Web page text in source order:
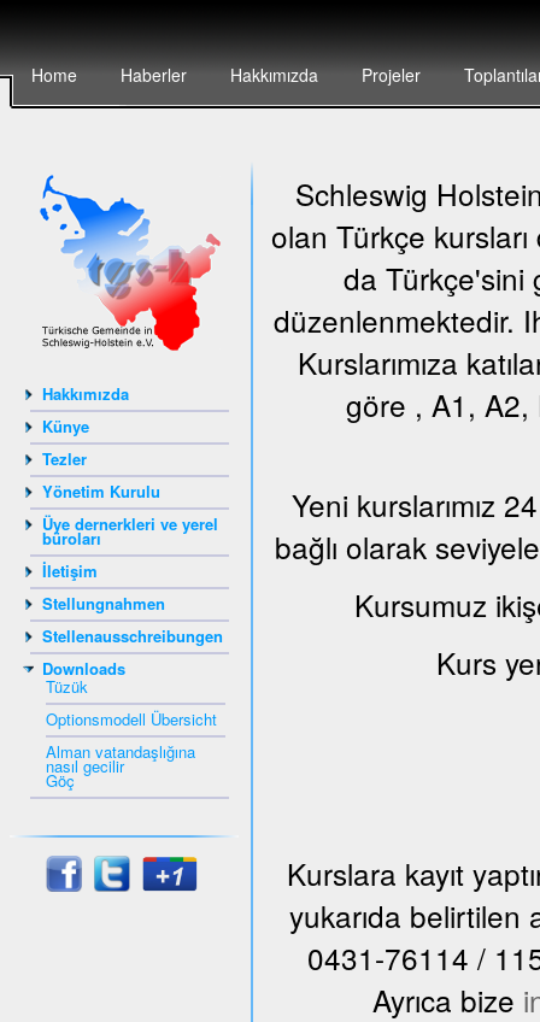
Home Haberler Hakkımızda Projeler
Hakkımızda
Künye
Tezler
Yönetim Kurulu
Üye dernerkleri ve yerel
büroları
İletişim
Stellungnahmen
Stellenausschreibungen
Downloads
Tüzük
Optionsmodell Übersicht
Alman vatandaşlığına
nasıl gecilir
Göç
Schleswig
olan Türkçe
da Türkçe'sini
düzenlenmektedir.
Kurslarımıza
göre , A1, A2,
Yeni kurslarımız
bağlı olarak
Kursumuz
Kurs
Kurslara kayıt
yukarıda
0431-76114 /
Ayrıca bize